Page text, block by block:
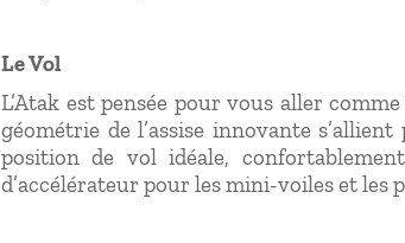
Le Vol
L’Atak est pensée pour vous aller
géométrie de l’assise innovante
position de vol idéale,
d’accélérateur pour les mini-voiles et les